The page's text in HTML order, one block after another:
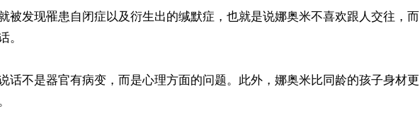
被发现罹患自闭症以及衍生出的缄默症，也就是说娜奥米不喜欢跟人交往，而
。
话不是器官有病变，而是心理方面的问题。此外，娜奥米比同龄的孩子身材更